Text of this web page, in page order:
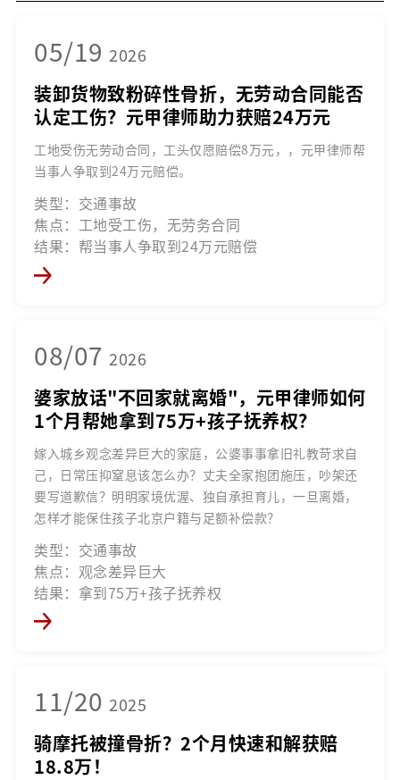
05/19 2026
装卸货物致粉碎性骨折，无劳动合同能否
认定工伤？元甲律师助力获赔24万元
工地受伤无劳动合同，工头仅愿赔偿8万元，，元甲律师帮
当事人争取到24万元赔偿。
类型：交通事故
焦点：工地受工伤，无劳务合同
结果：帮当事人争取到24万元赔偿
08/07 2026
婆家放话"不回家就离婚"，元甲律师如何
1个月帮她拿到75万+孩子抚养权？
嫁入城乡观念差异巨大的家庭，公婆事事拿旧礼教苛求自
己，日常压抑窒息该怎么办？丈夫全家抱团施压，吵架还
要写道歉信？明明家境优渥、独自承担育儿，一旦离婚，
怎样才能保住孩子北京户籍与足额补偿款？
类型：交通事故
焦点：观念差异巨大
结果：拿到75万+孩子抚养权
11/20 2025
骑摩托被撞骨折？2个月快速和解获赔
18.8万！